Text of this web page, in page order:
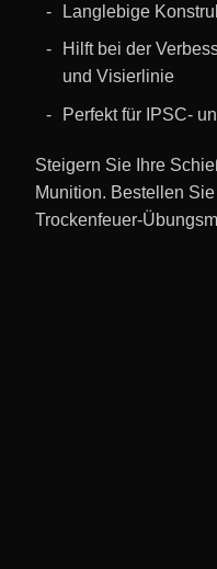
Langlebige
Hilft bei der
und Visierlinie
Perfekt für IPSC-
Steigern Sie Ihre
Munition. Bestellen
Trockenfeuer-